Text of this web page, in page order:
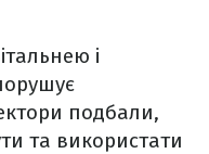
і
подбали,
та використати